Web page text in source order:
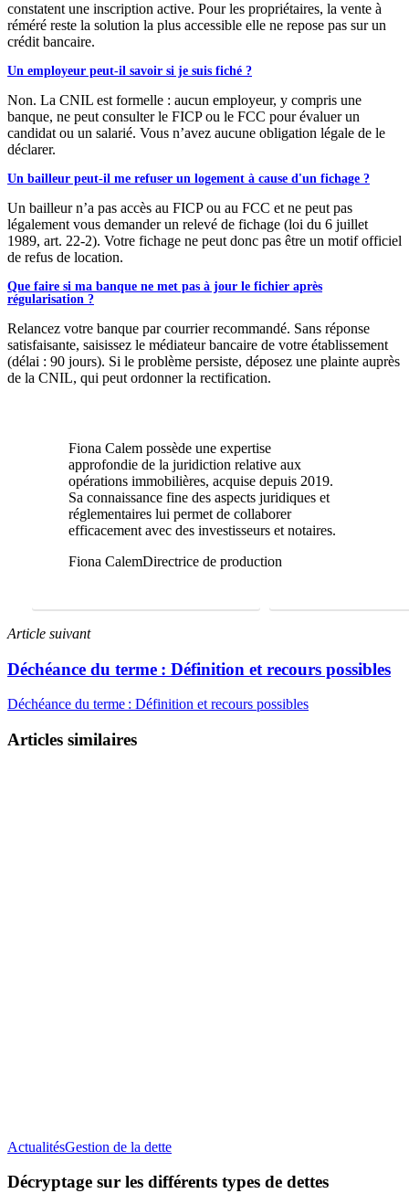
constatent une inscription active. Pour les propriétaires, la vente à
réméré reste la solution la plus accessible elle ne repose pas sur un
crédit bancaire.
Un employeur peut-il savoir si je suis fiché ?
Non. La CNIL est formelle : aucun employeur, y compris une
banque, ne peut consulter le FICP ou le FCC pour évaluer un
candidat ou un salarié. Vous n’avez aucune obligation légale de le
déclarer.
Un bailleur peut-il me refuser un logement à cause d'un fichage ?
Un bailleur n’a pas accès au FICP ou au FCC et ne peut pas
légalement vous demander un relevé de fichage (loi du 6 juillet
1989, art. 22-2). Votre fichage ne peut donc pas être un motif officiel
de refus de location.
Que faire si ma banque ne met pas à jour le fichier après
régularisation ?
Relancez votre banque par courrier recommandé. Sans réponse
satisfaisante, saisissez le médiateur bancaire de votre établissement
(délai : 90 jours). Si le problème persiste, déposez une plainte auprès
de la CNIL, qui peut ordonner la rectification.
Fiona Calem possède une expertise
approfondie de la juridiction relative aux
opérations immobilières, acquise depuis 2019.
Sa connaissance fine des aspects juridiques et
réglementaires lui permet de collaborer
efficacement avec des investisseurs et notaires.
Fiona CalemDirectrice de production
Article suivant
Déchéance du terme : Définition et recours possibles
Déchéance du terme : Définition et recours possibles
Articles similaires
ActualitésGestion de la detteDécryptage
les
Décryptage sur les différents types de dettes